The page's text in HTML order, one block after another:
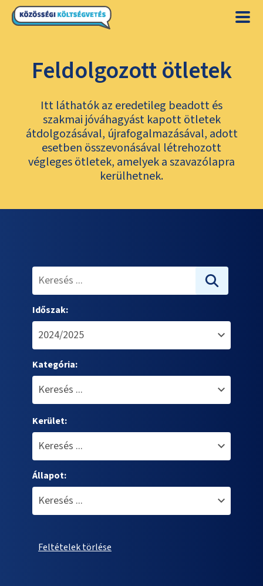
Feldolgozott ötletek
Itt láthatók az eredetileg beadott és
szakmai jóváhagyást kapott ötletek
átdolgozásával, újrafogalmazásával, adott
esetben összevonásával létrehozott
végleges ötletek, amelyek a szavazólapra
kerülhetnek.
Időszak:
Kategória:
Kerület:
Állapot:
Feltételek törlése